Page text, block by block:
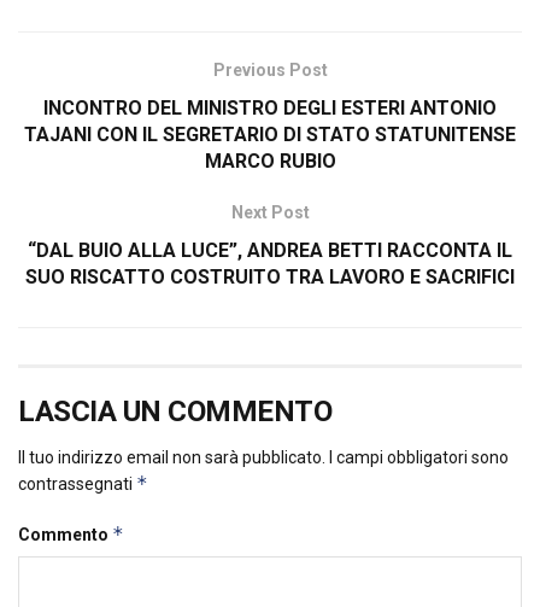
Previous Post
INCONTRO DEL MINISTRO DEGLI ESTERI ANTONIO
TAJANI CON IL SEGRETARIO DI STATO STATUNITENSE
MARCO RUBIO
Next Post
“DAL BUIO ALLA LUCE”, ANDREA BETTI RACCONTA IL
SUO RISCATTO COSTRUITO TRA LAVORO E SACRIFICI
LASCIA UN COMMENTO
Il tuo indirizzo email non sarà pubblicato.
I campi obbligatori sono
contrassegnati *
Commento *